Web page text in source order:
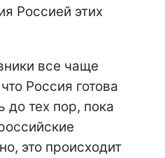
Россией этих
все чаще
Россия готова
до тех пор, пока
это происходит